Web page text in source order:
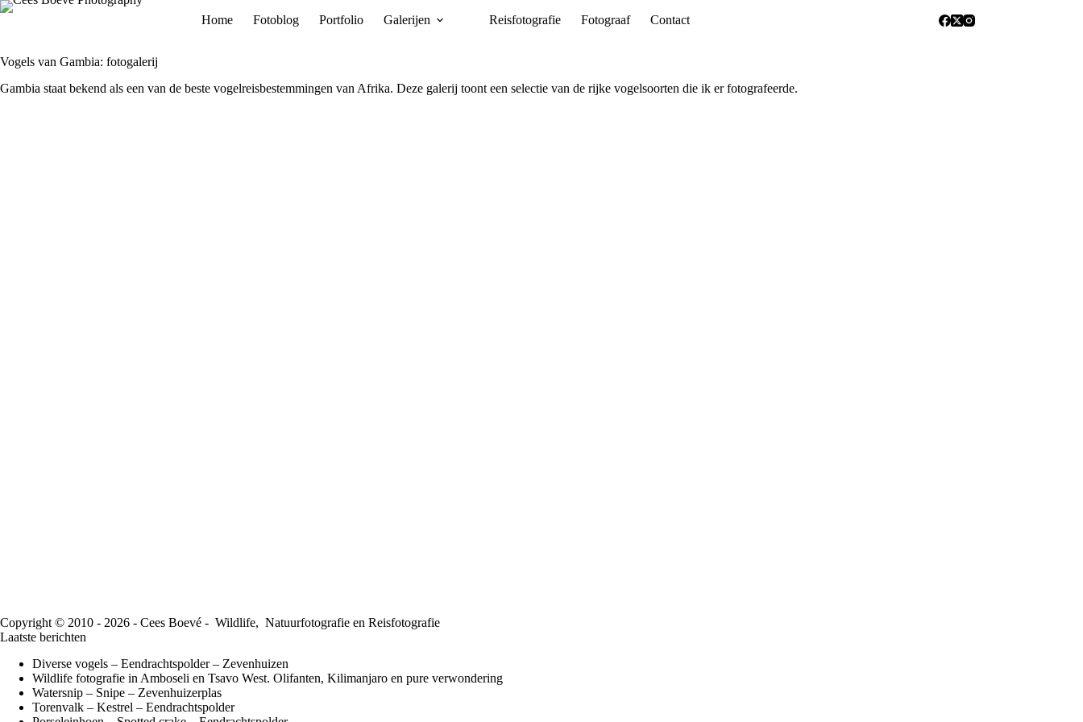
Ga
Home Fotoblog Portfolio Galerijen Reisfotografie Fotograaf Contact
Vogels van Gambia: fotogalerij
Gambia staat bekend als een van de beste vogelreisbestemmingen van Afrika. Deze galerij toont een selectie van de rijke vogelsoorten die ik er fotografeerde.
Copyright © 2010 - 2026 - Cees Boevé - Wildlife, Natuurfotografie en Reisfotografie
Laatste berichten
Diverse vogels – Eendrachtspolder – Zevenhuizen
Wildlife fotografie in Amboseli en Tsavo West. Olifanten, Kilimanjaro en pure verwondering
Watersnip – Snipe – Zevenhuizerplas
Torenvalk – Kestrel – Eendrachtspolder